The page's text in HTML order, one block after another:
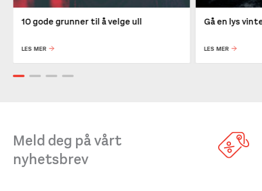
10 gode grunner til å velge ull
LES MER
Gå en lys
LES MER
Meld deg på vårt
nyhetsbrev